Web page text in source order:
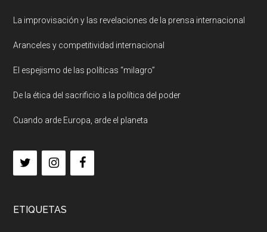
La improvisación y las revelaciones de la prensa internacional
Aranceles y competitividad internacional
El espejismo de las políticas “milagro”
De la ética del sacrificio a la política del poder
Cuando arde Europa, arde el planeta
ETIQUETAS